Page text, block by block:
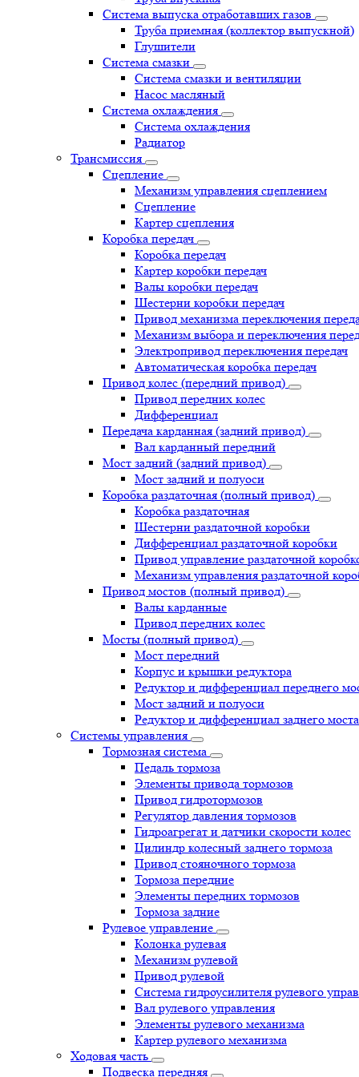
Система выпуска отработавших газов
Труба приемная (коллектор выпускной)
Глушители
Система смазки
Система смазки и вентиляции
Насос масляный
Система охлаждения
Система охлаждения
Радиатор
Трансмиссия
Сцепление
Механизм управления сцеплением
Сцепление
Картер сцепления
Коробка передач
Коробка передач
Картер коробки передач
Валы коробки передач
Шестерни коробки передач
Привод механизма переключения
Механизм выбора и переключения
Электропривод переключения передач
Автоматическая коробка передач
Привод колес (передний привод)
Привод передних колес
Дифференциал
Передача карданная (задний привод)
Вал карданный передний
Мост задний (задний привод)
Мост задний и полуоси
Коробка раздаточная (полный привод)
Коробка раздаточная
Шестерни раздаточной коробки
Дифференциал раздаточной коробки
Привод управление раздаточной
Механизм управления раздаточной
Привод мостов (полный привод)
Валы карданные
Привод передних колес
Мосты (полный привод)
Мост передний
Корпус и крышки редуктора
Редуктор и дифференциал переднего
Мост задний и полуоси
Редуктор и дифференциал заднего моста
Системы управления
Тормозная система
Педаль тормоза
Элементы привода тормозов
Привод гидротормозов
Регулятор давления тормозов
Гидроагрегат и датчики скорости колес
Цилиндр колесный заднего тормоза
Привод стояночного тормоза
Тормоза передние
Элементы передних тормозов
Тормоза задние
Рулевое управление
Колонка рулевая
Механизм рулевой
Привод рулевой
Система гидроусилителя рулевого
Вал рулевого управления
Элементы рулевого механизма
Картер рулевого механизма
Ходовая часть
Подвеска передняя